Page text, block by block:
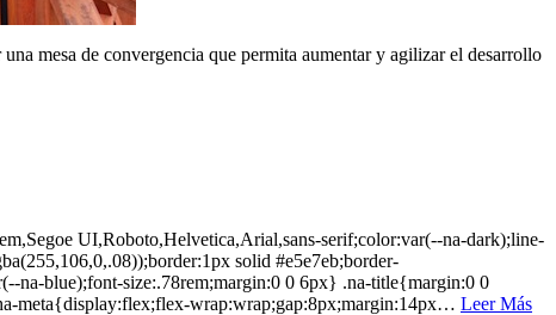
mesa de convergencia que permita aumentar y agilizar el desarrollo
UI,Roboto,Helvetica,Arial,sans-serif;color:var(--na-dark);line-
solid #e5e7eb;border-
na-blue);font-size:.78rem;margin:0 0 6px} .na-title{margin:0 0
meta{display:flex;flex-wrap:wrap;gap:8px;margin:14px… Leer Más